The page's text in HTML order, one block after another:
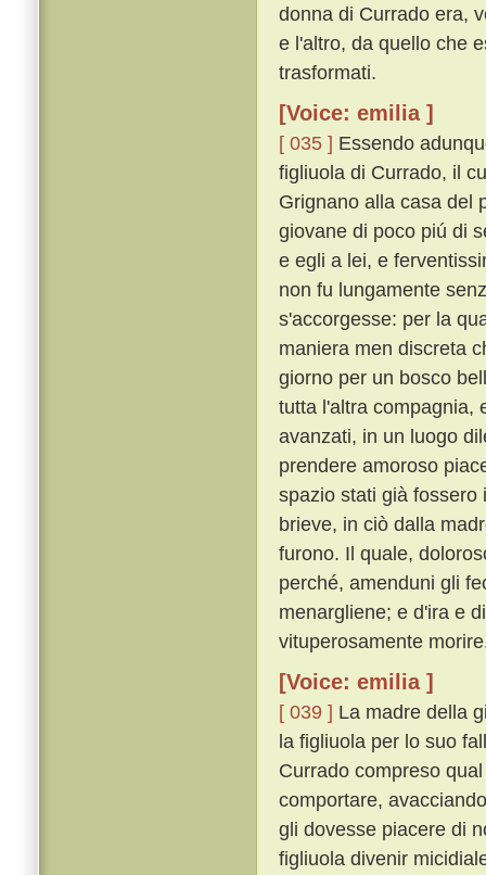
donna di Currado era,
e l'altro, da quello che
trasformati.
[Voice: emilia ]
[ 035 ] Essendo
figliuola di Currado, il
Grignano alla casa del
giovane di poco piú di
e egli a lei, e
non fu lungamente
s'accorgesse: per la
maniera men discreta
giorno per un bosco
tutta l'altra compagnia,
avanzati, in un luogo
prendere amoroso
spazio stati già fossero
brieve, in ciò dalla
furono. Il quale,
perché, amenduni gli
menargliene; e d'ira e
vituperosamente
[Voice: emilia ]
[ 039 ] La madre della
la figliuola per lo suo
Currado compreso
comportare,
gli dovesse piacere di
figliuola divenir